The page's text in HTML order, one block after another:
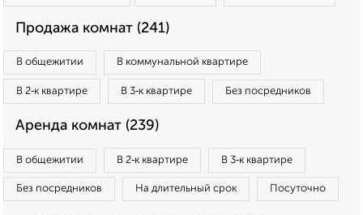
Продажа комнат (241)
В общежитии В коммунальной квартире
В 2‑к квартире В 3‑к квартире Без посредников
Аренда комнат (239)
В общежитии В 2‑к квартире В 3‑к квартире
Без посредников На длительный срок Посуточно